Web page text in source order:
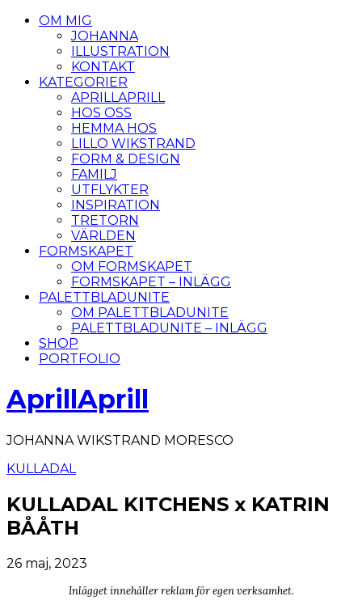
OM MIG
JOHANNA
ILLUSTRATION
KONTAKT
KATEGORIER
APRILLAPRILL
HOS OSS
HEMMA HOS
LILLO WIKSTRAND
FORM & DESIGN
FAMILJ
UTFLYKTER
INSPIRATION
TRETORN
VÄRLDEN
FORMSKAPET
OM FORMSKAPET
FORMSKAPET – INLÄGG
PALETTBLADUNITE
OM PALETTBLADUNITE
PALETTBLADUNITE – INLÄGG
SHOP
PORTFOLIO
AprillAprill
JOHANNA WIKSTRAND MORESCO
KULLADAL
KULLADAL KITCHENS x KATRIN
BÅÅTH
26 maj, 2023
Inlägget innehåller reklam för egen verksamhet.